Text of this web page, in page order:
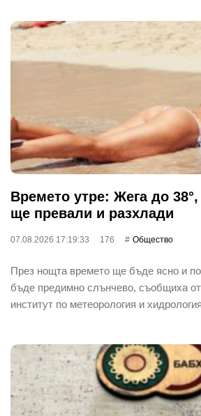
Времето утре: Жега до
ще превали и разхлади
07.08.2026 17:19:33 176 Общество
През нощта времето ще бъде ясно и
бъде предимно слънчево, съобщиха
институт по метеорология и